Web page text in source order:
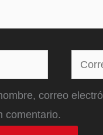
Correo
correo
comentario.